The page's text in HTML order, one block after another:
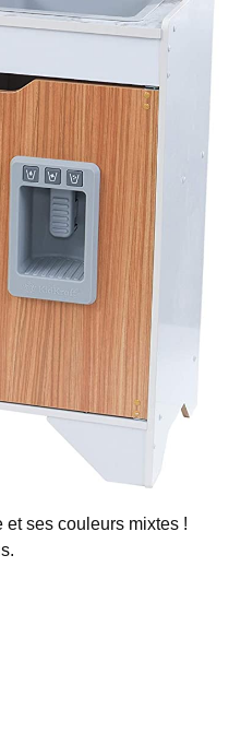
et ses couleurs mixtes !